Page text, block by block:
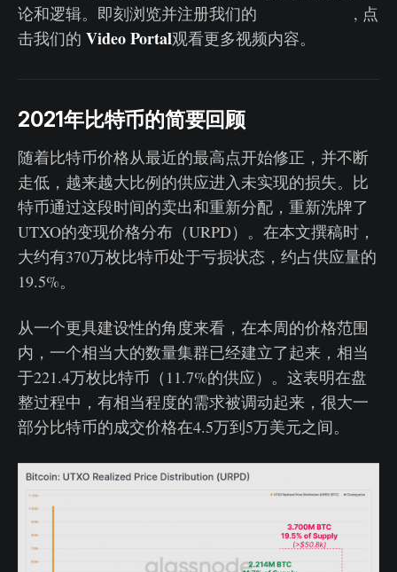
论和逻辑。即刻浏览并注册我们的
, 点
击我们的 Video Portal观看更多视频内容。
2021年比特币的简要回顾
随着比特币价格从最近的最高点开始修正，并不断
走低，越来越大比例的供应进入未实现的损失。比
特币通过这段时间的卖出和重新分配，重新洗牌了
UTXO的变现价格分布（URPD）。在本文撰稿时，
大约有370万枚比特币处于亏损状态，约占供应量的
19.5%。
从一个更具建设性的角度来看，在本周的价格范围
内，一个相当大的数量集群已经建立了起来，相当
于221.4万枚比特币（11.7%的供应）。这表明在盘
整过程中，有相当程度的需求被调动起来，很大一
部分比特币的成交价格在4.5万到5万美元之间。